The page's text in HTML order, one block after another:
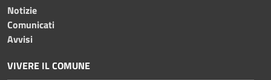
Notizie
Comunicati
Avvisi
VIVERE IL COMUNE